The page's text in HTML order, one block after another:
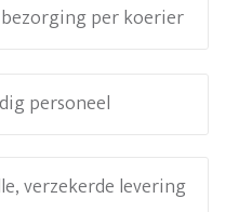
per koerier
personeel
verzekerde levering